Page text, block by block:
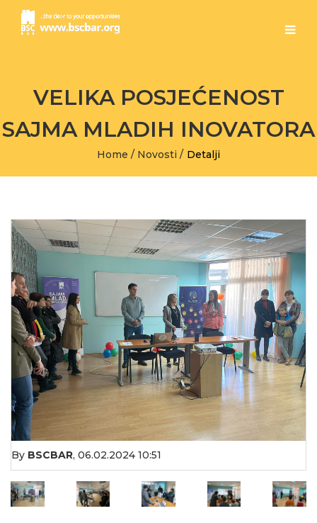
VELIKA POSJEĆENOST
SAJMA MLADIH INOVATORA
Home / Novosti / Detalji
By BSCBAR, 06.02.2024 10:51